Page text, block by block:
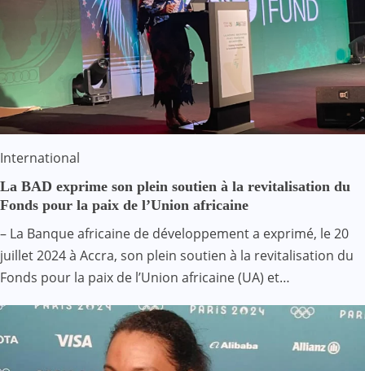
International
La BAD exprime son plein soutien à la revitalisation du
Fonds pour la paix de l’Union africaine
– La Banque africaine de développement a exprimé, le 20
juillet 2024 à Accra, son plein soutien à la revitalisation du
Fonds pour la paix de l’Union africaine (UA) et…